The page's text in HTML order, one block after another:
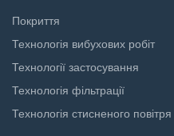
Покриття
Технологія вибухових робіт
Технології застосування
Технологія фільтрації
Технологія стисненого повітря